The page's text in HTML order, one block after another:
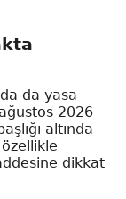
da yasa
2026
altında
dikkat